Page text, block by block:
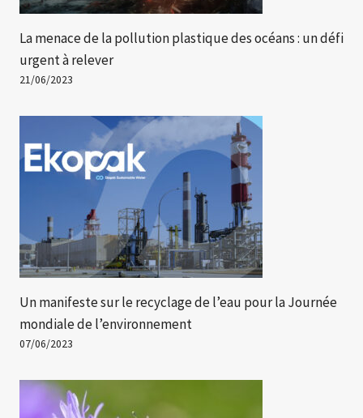
La menace de la pollution plastique des océans : un défi
urgent à relever
21/06/2023
Un manifeste sur le recyclage de l’eau pour la Journée
mondiale de l’environnement
07/06/2023